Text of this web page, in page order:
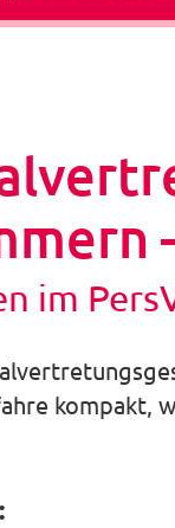
im
kompakt,